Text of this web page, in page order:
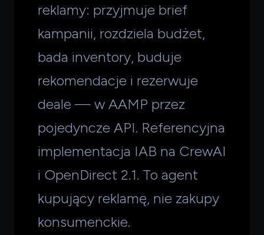
reklamy: przyjmuje brief
kampanii, rozdziela budżet,
bada inventory, buduje
rekomendacje i rezerwuje
deale — w AAMP przez
pojedyncze API. Referencyjna
implementacja IAB na CrewAI
i OpenDirect 2.1. To agent
kupujący reklamę, nie zakupy
konsumenckie.